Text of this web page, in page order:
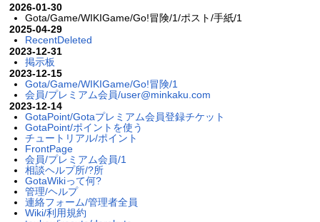
2026-01-30
Gota/Game/WIKIGame/Go!冒険/1/ポスト/手紙/1
2025-04-29
RecentDeleted
2023-12-31
掲示板
2023-12-15
Gota/Game/WIKIGame/Go!冒険/1
会員/プレミアム会員/user@minkaku.com
2023-12-14
GotaPoint/Gotaプレミアム会員登録チケット
GotaPoint/ポイントを使う
チュートリアル/ポイント
FrontPage
会員/プレミアム会員/1
相談ヘルプ所/?所
GotaWikiって何?
管理/ヘルプ
連絡フォーム/管理者全員
Wiki/利用規約